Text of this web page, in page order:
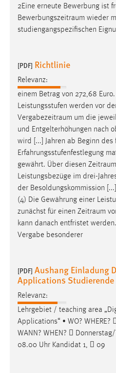
2Eine erneute Bewerbung ist
Bewerbungszeitraum wieder
studiengangspezifischen
[PDF] Richtlinie
Relevanz:
einem Betrag von 272,68
Leistungsstufen werden vor
Vergabezeitraum um die
und Entgelterhöhungen nach
wird [...] Jahren ab Beginn des
Erfahrungsstufenfestlegung
gewährt. Über diesen Zeitraum
Leistungsbezüge im drei-
der Besoldungskommission
(4) Die Gewährung einer
zunächst für einen Zeitraum
kann danach entfristet
Vergabe besonderer
[PDF] Aushang Einladung
Applications Studierende
Relevanz:
Lehrgebiet / teaching area
Applications“ • WO? WHERE?
WANN? WHEN? 
08.00 Uhr Kandidat 1,  09
einloggen zu können.
Cookie Laufzeit:
24 Stunden
STATISTIK
Statistik Cookies erfassen
Diese Informationen helfen
unsere Besucher unsere
Matomo
Name:
_pk_ref, _pk_cvar, _pk_id,
Zweck:
Zugriffsstatistik
Cookie Laufzeit:
Max. 13 Monate
MARKETING
Marketing Cookies werden
Sie tun dies, indem sie
hinweg verfolgen.
Google Ads